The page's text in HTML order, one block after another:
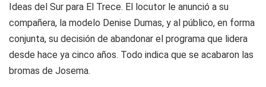
Ideas del Sur para El Trece. El locutor le anunció a su
compañera, la modelo Denise Dumas, y al público, en forma
conjunta, su decisión de abandonar el programa que lidera
desde hace ya cinco años. Todo indica que se acabaron las
bromas de Josema.